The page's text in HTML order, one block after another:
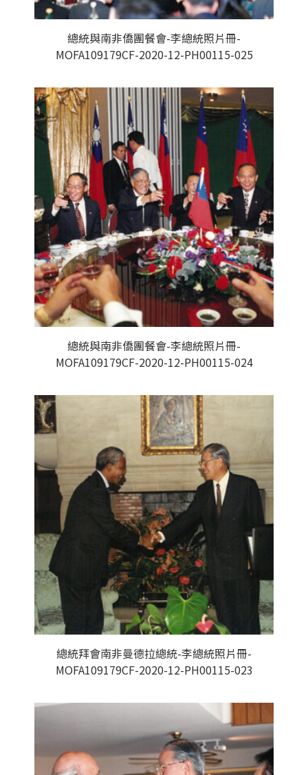
總統與南非僑團餐會-李總統照片冊-
MOFA109179CF-2020-12-PH00115-025
總統與南非僑團餐會-李總統照片冊-
MOFA109179CF-2020-12-PH00115-024
總統拜會南非曼德拉總統-李總統照片冊-
MOFA109179CF-2020-12-PH00115-023